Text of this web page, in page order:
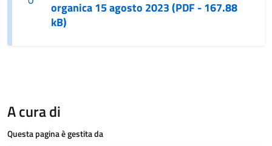
organica 15 agosto 2023 (PDF - 167.88
kB)
A cura di
Questa pagina è gestita da